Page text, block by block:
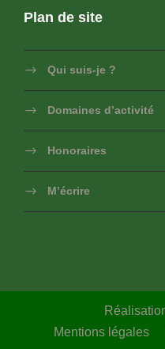
Plan de site
Qui suis-je ?
Domaines d’activité
Honoraires
M’écrire
Mentions légales